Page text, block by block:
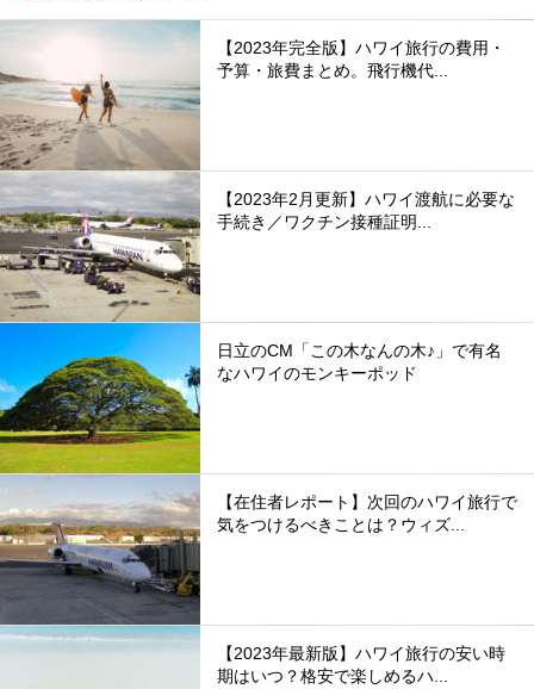
【2023年完全版】ハワイ旅行の費用・
予算・旅費まとめ。飛行機代...
【2023年2月更新】ハワイ渡航に必要な
手続き／ワクチン接種証明...
日立のCM「この木なんの木♪」で有名
なハワイのモンキーポッド
【在住者レポート】次回のハワイ旅行で
気をつけるべきことは？ウィズ...
【2023年最新版】ハワイ旅行の安い時
期はいつ？格安で楽しめるハ...